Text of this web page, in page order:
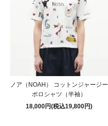
ノア（NOAH） コットンジャージー
ポロシャツ（半袖）
18,000円(税込19,800円)